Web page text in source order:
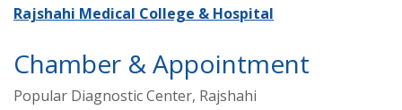
Rajshahi Medical College & Hospital
Chamber & Appointment
Popular Diagnostic Center, Rajshahi